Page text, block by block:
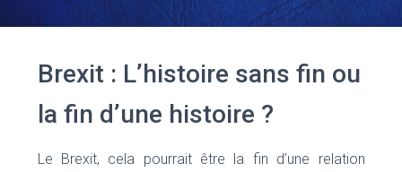
O
Brexit : L’histoire sans fin ou
la fin d’une histoire ?
Le Brexit, cela pourrait être la fin d’une relation